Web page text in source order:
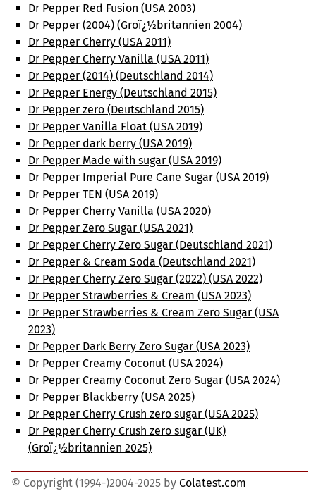
Dr Pepper Red Fusion (USA 2003)
Dr Pepper (2004) (Groï¿½britannien 2004)
Dr Pepper Cherry (USA 2011)
Dr Pepper Cherry Vanilla (USA 2011)
Dr Pepper (2014) (Deutschland 2014)
Dr Pepper Energy (Deutschland 2015)
Dr Pepper zero (Deutschland 2015)
Dr Pepper Vanilla Float (USA 2019)
Dr Pepper dark berry (USA 2019)
Dr Pepper Made with sugar (USA 2019)
Dr Pepper Imperial Pure Cane Sugar (USA 2019)
Dr Pepper TEN (USA 2019)
Dr Pepper Cherry Vanilla (USA 2020)
Dr Pepper Zero Sugar (USA 2021)
Dr Pepper Cherry Zero Sugar (Deutschland 2021)
Dr Pepper & Cream Soda (Deutschland 2021)
Dr Pepper Cherry Zero Sugar (2022) (USA 2022)
Dr Pepper Strawberries & Cream (USA 2023)
Dr Pepper Strawberries & Cream Zero Sugar (USA
2023)
Dr Pepper Dark Berry Zero Sugar (USA 2023)
Dr Pepper Creamy Coconut (USA 2024)
Dr Pepper Creamy Coconut Zero Sugar (USA 2024)
Dr Pepper Blackberry (USA 2025)
Dr Pepper Cherry Crush zero sugar (USA 2025)
Dr Pepper Cherry Crush zero sugar (UK)
(Groï¿½britannien 2025)
© Copyright (1994-)2004-2025 by Colatest.com